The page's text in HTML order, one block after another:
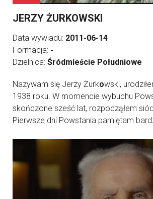
JERZY ŻURKOWSKI
Data wywiadu: 2011-06-14
Formacja: -
Dzielnica: Śródmieście Południowe
Nazywam się Jerzy Żurkowski,
1938 roku. W momencie wybuchu
skończone sześć lat, rozpocząłem
Pierwsze dni Powstania pamiętam